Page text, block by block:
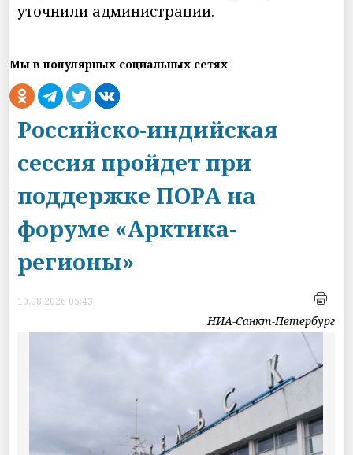
уточнили администрации.
Мы в популярных социальных сетях
Российско-индийская
сессия пройдет при
поддержке ПОРА на
форуме «Арктика-
регионы»
10.08.2026 05:43
НИА-Санкт-Петербург